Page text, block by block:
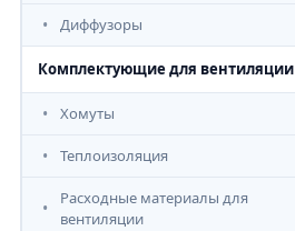
Диффузоры
Комплектующие для вентиляции
Хомуты
Теплоизоляция
Расходные материалы для
вентиляции